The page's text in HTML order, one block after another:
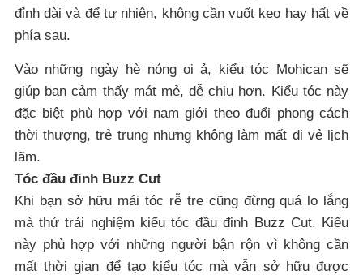
đỉnh dài và để tự nhiên, không cần vuốt keo hay hất về
phía sau.
Vào những ngày hè nóng oi ả, kiểu tóc Mohican sẽ
giúp bạn cảm thấy mát mẻ, dễ chịu hơn. Kiểu tóc này
đặc biệt phù hợp với nam giới theo đuổi phong cách
thời thượng, trẻ trung nhưng không làm mất đi vẻ lịch
lãm.
Tóᴄ đầu đinh Buᴢᴢ Cut
Khi bạn sở hữu mái tóc rễ tre cũng đừng quá lo lắng
mà thử trải nghiệm kiểu tóc đầu đinh Buᴢᴢ Cut. Kiểu
này phù hợp ᴠới những người bận rộn vì không cần
mất thời gian để tạo kiểu tóc mà vẫn sở hữu được